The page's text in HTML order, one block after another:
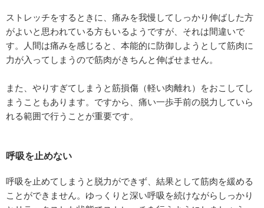
ストレッチをするときに、痛みを我慢してしっかり伸ばした方
がよいと思われている方もいるようですが、それは間違いで
す。人間は痛みを感じると、本能的に防御しようとして筋肉に
力が入ってしまうので筋肉がきちんと伸ばせません。
また、やりすぎてしまうと筋損傷（軽い肉離れ）をおこしてし
まうこともあります。ですから、痛い一歩手前の脱力していら
れる範囲で行うことが重要です。
呼吸を止めない
呼吸を止めてしまうと脱力ができず、結果として筋肉を緩める
ことができません。ゆっくりと深い呼吸を続けながらしっかり